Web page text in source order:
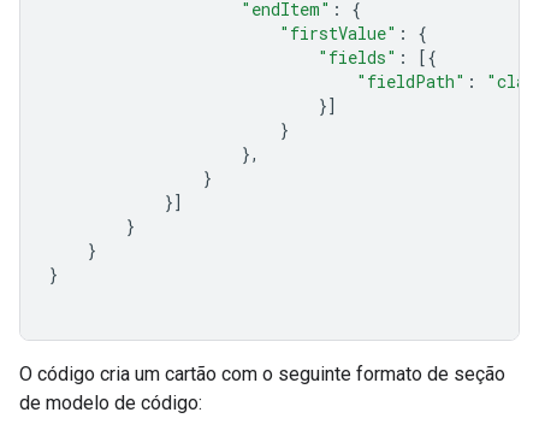
"endItem" :
{
"firstValue" :
{
"fields" :
[{
"fieldPath" :
}]
}
},
}
}]
}
}
}
O código cria um cartão com o seguinte formato de seção
de modelo de código: